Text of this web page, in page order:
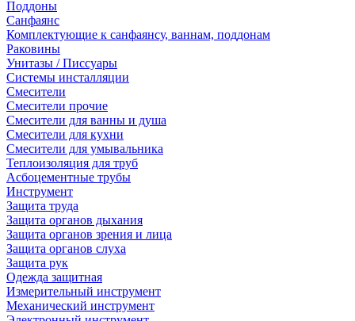
Поддоны
Санфаянс
Комплектующие к санфаянсу, ваннам, поддонам
Раковины
Унитазы / Писсуары
Системы инсталляции
Смесители
Смесители прочие
Смесители для ванны и душа
Смесители для кухни
Смесители для умывальника
Теплоизоляция для труб
Асбоцементные трубы
Инструмент
Защита труда
Защита органов дыхания
Защита органов зрения и лица
Защита органов слуха
Защита рук
Одежда защитная
Измерительный инструмент
Механический инструмент